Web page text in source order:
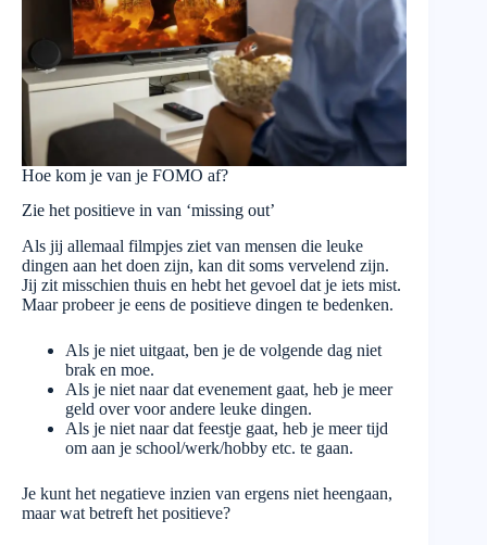
Hoe kom je van je FOMO af?
Zie het positieve in van ‘missing out’
Als jij allemaal filmpjes ziet van mensen die leuke
dingen aan het doen zijn, kan dit soms vervelend zijn.
Jij zit misschien thuis en hebt het gevoel dat je iets mist.
Maar probeer je eens de positieve dingen te bedenken.
Als je niet uitgaat, ben je de volgende dag niet
brak en moe.
Als je niet naar dat evenement gaat, heb je meer
geld over voor andere leuke dingen.
Als je niet naar dat feestje gaat, heb je meer tijd
om aan je school/werk/hobby etc. te gaan.
Je kunt het negatieve inzien van ergens niet heengaan,
maar wat betreft het positieve?